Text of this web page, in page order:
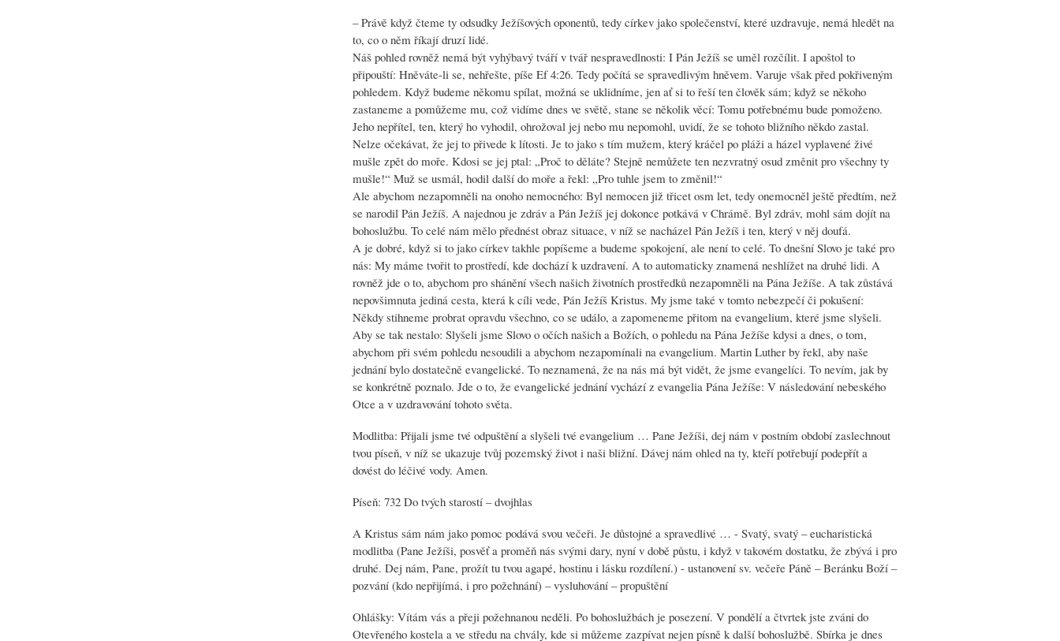
– Právě když čteme ty odsudky Ježíšových oponentů, tedy církev jako společenství, které uzdravuje, nemá hledět na
to, co o něm říkají druzí lidé.
Náš pohled rovněž nemá být vyhýbavý tváří v tvář nespravedlnosti: I Pán Ježíš se uměl rozčílit. I apoštol to
připouští: Hněváte-li se, nehřešte, píše Ef 4:26. Tedy počítá se spravedlivým hněvem. Varuje však před pokřiveným
pohledem. Když budeme někomu spílat, možná se uklidníme, jen ať si to řeší ten člověk sám; když se někoho
zastaneme a pomůžeme mu, což vidíme dnes ve světě, stane se několik věcí: Tomu potřebnému bude pomoženo.
Jeho nepřítel, ten, který ho vyhodil, ohrožoval jej nebo mu nepomohl, uvidí, že se tohoto bližního někdo zastal.
Nelze očekávat, že jej to přivede k lítosti. Je to jako s tím mužem, který kráčel po pláži a házel vyplavené živé
mušle zpět do moře. Kdosi se jej ptal: „Proč to děláte? Stejně nemůžete ten nezvratný osud změnit pro všechny ty
mušle!“ Muž se usmál, hodil další do moře a řekl: „Pro tuhle jsem to změnil!“
Ale abychom nezapomněli na onoho nemocného: Byl nemocen již třicet osm let, tedy onemocněl ještě předtím, než
se narodil Pán Ježíš. A najednou je zdráv a Pán Ježíš jej dokonce potkává v Chrámě. Byl zdráv, mohl sám dojít na
bohoslužbu. To celé nám mělo přednést obraz situace, v níž se nacházel Pán Ježíš i ten, který v něj doufá.
A je dobré, když si to jako církev takhle popíšeme a budeme spokojení, ale není to celé. To dnešní Slovo je také pro
nás: My máme tvořit to prostředí, kde dochází k uzdravení. A to automaticky znamená neshlížet na druhé lidi. A
rovněž jde o to, abychom pro shánění všech našich životních prostředků nezapomněli na Pána Ježíše. A tak zůstává
nepovšimnuta jediná cesta, která k cíli vede, Pán Ježíš Kristus. My jsme také v tomto nebezpečí či pokušení:
Někdy stihneme probrat opravdu všechno, co se událo, a zapomeneme přitom na evangelium, které jsme slyšeli.
Aby se tak nestalo: Slyšeli jsme Slovo o očích našich a Božích, o pohledu na Pána Ježíše kdysi a dnes, o tom,
abychom při svém pohledu nesoudili a abychom nezapomínali na evangelium. Martin Luther by řekl, aby naše
jednání bylo dostatečně evangelické. To neznamená, že na nás má být vidět, že jsme evangelíci. To nevím, jak by
se konkrétně poznalo. Jde o to, že evangelické jednání vychází z evangelia Pána Ježíše: V následování nebeského
Otce a v uzdravování tohoto světa.
Modlitba: Přijali jsme tvé odpuštění a slyšeli tvé evangelium … Pane Ježíši, dej nám v postním období zaslechnout
tvou píseň, v níž se ukazuje tvůj pozemský život i naši bližní. Dávej nám ohled na ty, kteří potřebují podepřít a
dovést do léčivé vody. Amen.
Píseň: 732 Do tvých starostí – dvojhlas
A Kristus sám nám jako pomoc podává svou večeři. Je důstojné a spravedlivé … - Svatý, svatý – eucharistická
modlitba (Pane Ježíši, posvěť a proměň nás svými dary, nyní v době půstu, i když v takovém dostatku, že zbývá i pro
druhé. Dej nám, Pane, prožít tu tvou agapé, hostinu i lásku rozdílení.) - ustanovení sv. večeře Páně – Beránku Boží –
pozvání (kdo nepřijímá, i pro požehnání) – vysluhování – propuštění
Ohlášky: Vítám vás a přeji požehnanou neděli. Po bohoslužbách je posezení. V pondělí a čtvrtek jste zváni do
Otevřeného kostela a ve středu na chvály, kde si můžeme zazpívat nejen písně k další bohoslužbě. Sbírka je dnes